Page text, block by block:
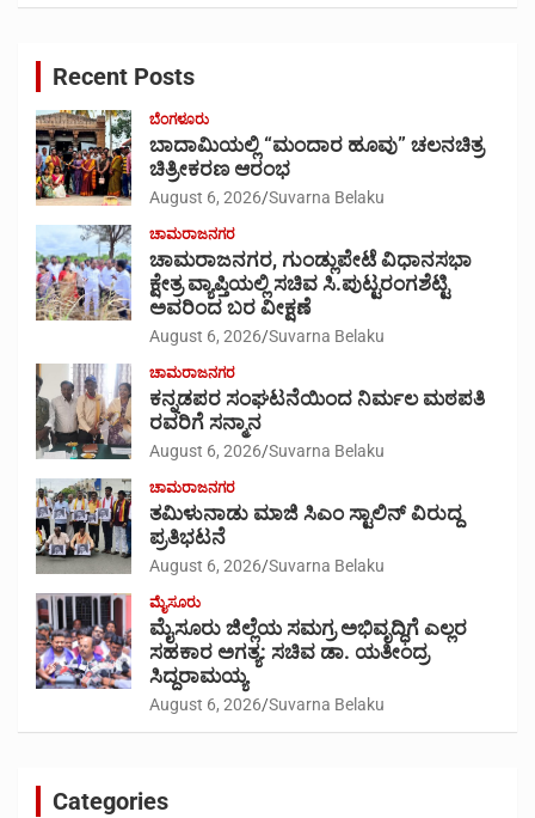
Recent Posts
ಬೆಂಗಳೂರು
ಬಾದಾಮಿಯಲ್ಲಿ “ಮಂದಾರ ಹೂವು” ಚಲನಚಿತ್ರ
ಚಿತ್ರೀಕರಣ ಆರಂಭ
August 6, 2026 Suvarna Belaku
ಚಾಮರಾಜನಗರ
ಚಾಮರಾಜನಗರ, ಗುಂಡ್ಲುಪೇಟೆ ವಿಧಾನಸಭಾ
ಕ್ಷೇತ್ರ ವ್ಯಾಪ್ತಿಯಲ್ಲಿ ಸಚಿವ ಸಿ.ಪುಟ್ಟರಂಗಶೆಟ್ಟಿ
ಅವರಿಂದ ಬರ ವೀಕ್ಷಣೆ
August 6, 2026 Suvarna Belaku
ಚಾಮರಾಜನಗರ
ಕನ್ನಡಪರ ಸಂಘಟನೆಯಿಂದ ನಿರ್ಮಲ ಮಠಪತಿ
ರವರಿಗೆ ಸನ್ಮಾನ
August 6, 2026 Suvarna Belaku
ಚಾಮರಾಜನಗರ
ತಮಿಳುನಾಡು ಮಾಜಿ ಸಿಎಂ ಸ್ಟಾಲಿನ್ ವಿರುದ್ದ
ಪ್ರತಿಭಟನೆ
August 6, 2026 Suvarna Belaku
ಮೈಸೂರು
ಮೈಸೂರು ಜಿಲ್ಲೆಯ ಸಮಗ್ರ ಅಭಿವೃದ್ಧಿಗೆ ಎಲ್ಲರ
ಸಹಕಾರ ಅಗತ್ಯ: ಸಚಿವ ಡಾ. ಯತೀಂದ್ರ
ಸಿದ್ದರಾಮಯ್ಯ
August 6, 2026 Suvarna Belaku
Categories